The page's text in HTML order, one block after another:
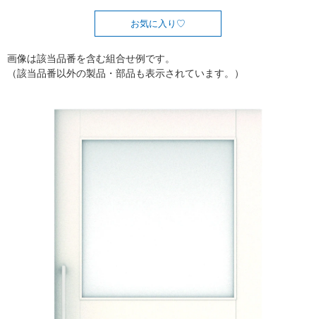
お気に入り
画像は該当品番を含む組合せ例です。
（該当品番以外の製品・部品も表示されています。）